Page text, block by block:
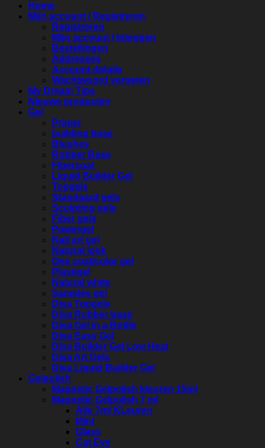
Home
Mijn account / Registreren
Registreren
Mijn account / Inloggen
Bestellingen
Addresses
Account details
Wachtwoord vergeten
My Dream Tips
Nieuwe producten
Gel
Primer
building base
Blushes
Rubber Base
Fibercoat
Liquid Builder Gel
Topgels
Standaard gels
Sculpting gels
Fiber gels
Powergel
Nail art gel
Natural look
One coat/color gel
Plastigel
Natural white
Samples gel
Diva Topgels
Diva Rubber base
Diva Gel in a Bottle
Diva Easy Gel
Diva Builder Gel Low Heat
Diva Art Gels
Diva Liquid Builder Gel
Gelpolish
Magnetic Gelpolish kleuren 15ml
Magnetic Gelpolish 7 ml
Alle 7ml KLeuren
Mint
Glass
Cat Eye